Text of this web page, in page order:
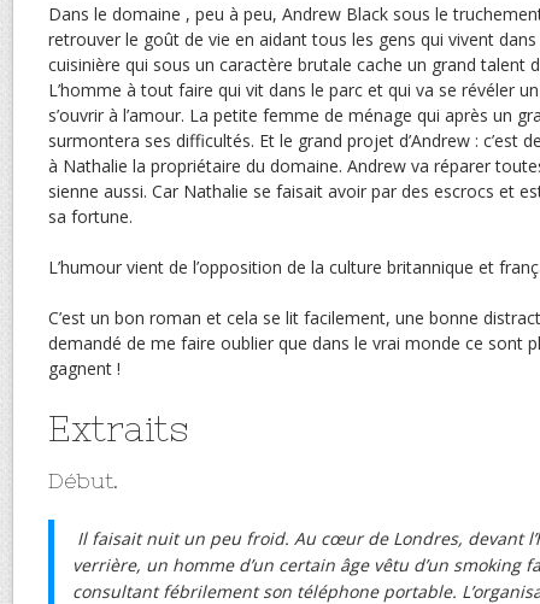
Dans le domaine , peu à peu, Andrew Black sous le
retrouver le goût de vie en aidant tous les gens qui vivent
cuisinière qui sous un caractère brutale cache un grand talent
L’homme à tout faire qui vit dans le parc et qui va se révéler
s’ouvrir à l’amour. La petite femme de ménage qui après un
surmontera ses difficultés. Et le grand projet d’Andrew : c’est
à Nathalie la propriétaire du domaine. Andrew va réparer
sienne aussi. Car Nathalie se faisait avoir par des escrocs et
sa fortune.
L’humour vient de l’opposition de la culture britannique et
C’est un bon roman et cela se lit facilement, une bonne
demandé de me faire oublier que dans le vrai monde ce sont
gagnent !
Extraits
Début.
Il faisait nuit un peu froid. Au cœur de Londres, devant
verrière, un homme d’un certain âge vêtu d’un smoking
consultant fébrilement son téléphone portable.